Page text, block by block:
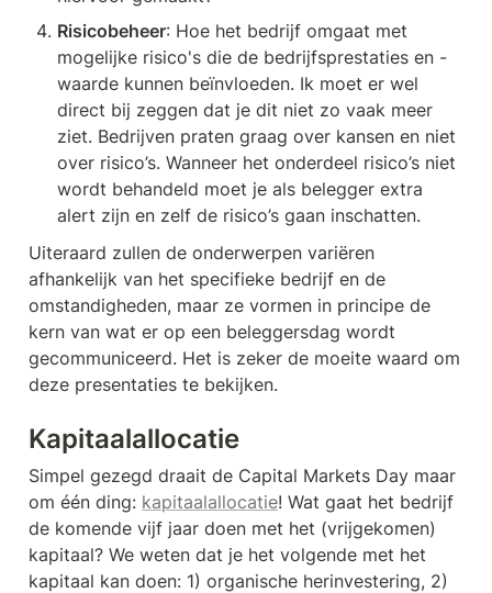
Risicobeheer: Hoe het bedrijf omgaat met
mogelijke risico's die de bedrijfsprestaties en -
waarde kunnen beïnvloeden. Ik moet er wel
direct bij zeggen dat je dit niet zo vaak meer
ziet. Bedrijven praten graag over kansen en niet
over risico’s. Wanneer het onderdeel risico’s niet
wordt behandeld moet je als belegger extra
alert zijn en zelf de risico’s gaan inschatten.
Uiteraard zullen de onderwerpen variëren
afhankelijk van het specifieke bedrijf en de
omstandigheden, maar ze vormen in principe de
kern van wat er op een beleggersdag wordt
gecommuniceerd. Het is zeker de moeite waard om
deze presentaties te bekijken.
Kapitaalallocatie
Simpel gezegd draait de Capital Markets Day maar
om één ding: kapitaalallocatie! Wat gaat het bedrijf
de komende vijf jaar doen met het (vrijgekomen)
kapitaal? We weten dat je het volgende met het
kapitaal kan doen: 1) organische herinvestering, 2)